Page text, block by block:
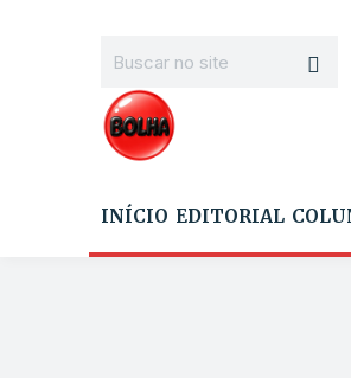
INÍCIO EDITORIAL